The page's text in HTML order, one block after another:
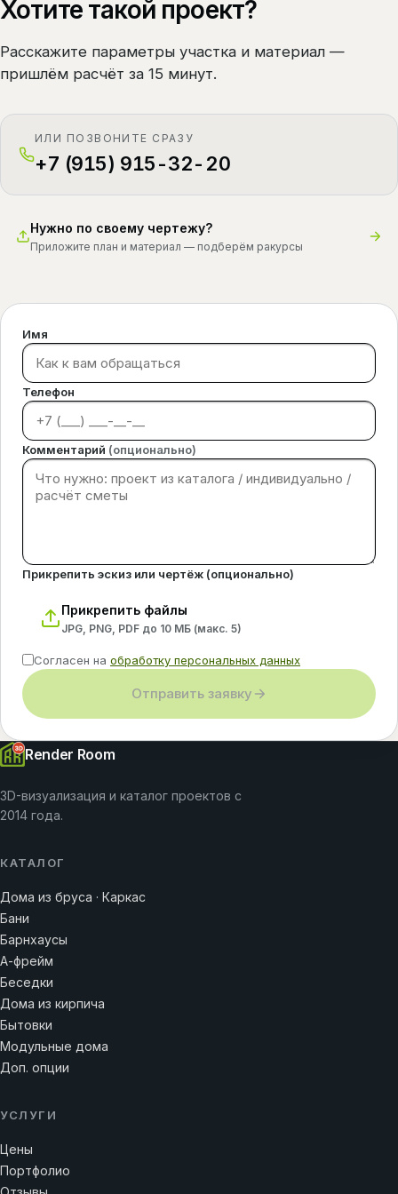
Хотите такой проект?
Расскажите параметры участка и материал —
пришлём расчёт за 15 минут.
ИЛИ ПОЗВОНИТЕ СРАЗУ
+7 (915) 915-32-20
Нужно по своему чертежу?
Приложите план и материал — подберём ракурсы
Имя
Телефон
Комментарий (опционально)
Прикрепить эскиз или чертёж (опционально)
Прикрепить файлы
JPG, PNG, PDF до 10 МБ (макс. 5)
Согласен на обработку персональных данных
Отправить заявку
Render Room
3D-визуализация и каталог проектов с
2014 года.
КАТАЛОГ
Дома из бруса · Каркас
Бани
Барнхаусы
А-фрейм
Беседки
Дома из кирпича
Бытовки
Модульные дома
Доп. опции
УСЛУГИ
Цены
Портфолио